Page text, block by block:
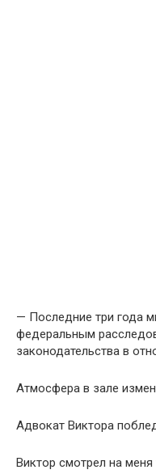
— Последние три года
федеральным
законодательства в
Атмосфера в зале
Адвокат Виктора
Виктор смотрел на